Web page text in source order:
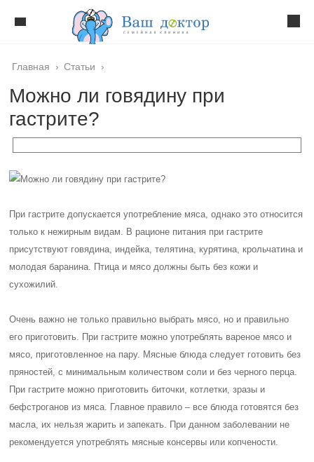
Главная › Статьи ›
Можно ли говядину при
гастрите?
При гастрите допускается употребление мяса, однако это относится
только к нежирным видам. В рационе питания при гастрите
присутствуют говядина, индейка, телятина, курятина, крольчатина и
молодая баранина. Птица и мясо должны быть без кожи и
сухожилий.
Очень важно не только правильно выбрать мясо, но и правильно
его приготовить. При гастрите можно употреблять вареное мясо и
мясо, приготовленное на пару. Мясные блюда следует готовить без
пряностей, с минимальным количеством соли и без черного перца.
При гастрите можно приготовить биточки, котлетки, зразы и
бефстроганов из мяса. Главное правило – все блюда готовятся без
масла, их нельзя жарить и запекать. При данном заболевании не
рекомендуется употреблять мясные консервы или копчености.